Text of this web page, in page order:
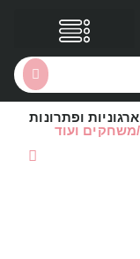
ארגוניות ופתרונות